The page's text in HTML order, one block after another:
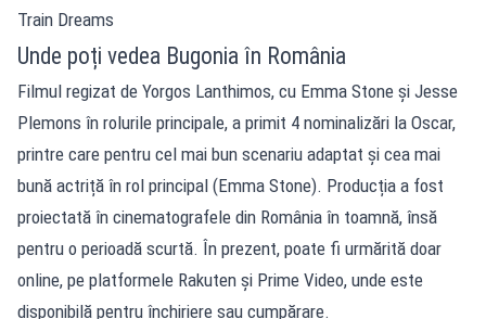
Train Dreams
Unde poți vedea Bugonia în România
Filmul regizat de Yorgos Lanthimos, cu Emma Stone și Jesse
Plemons în rolurile principale, a primit 4 nominalizări la Oscar,
printre care pentru cel mai bun scenariu adaptat și cea mai
bună actriță în rol principal (Emma Stone). Producția a fost
proiectată în cinematografele din România în toamnă, însă
pentru o perioadă scurtă. În prezent, poate fi urmărită doar
online, pe platformele Rakuten și Prime Video, unde este
disponibilă pentru închiriere sau cumpărare.